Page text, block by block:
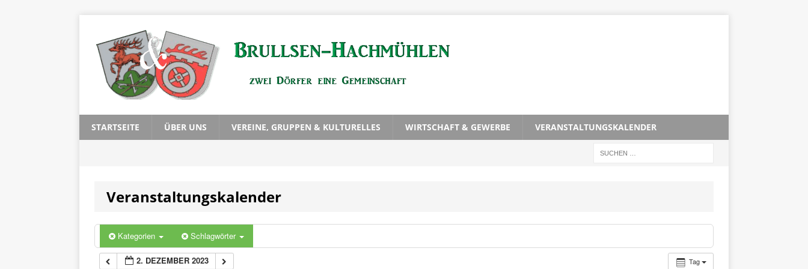
STARTSEITE ÜBER UNS VEREINE, GRUPPEN & KULTURELLES WIRTSCHAFT & GEWERBE VERANSTALTUNGSKALENDER
Veranstaltungskalender
Kategorien Schlagwörter
Tag
2. DEZEMBER 2023
1:00
2:00
3:00
5:00
6:00